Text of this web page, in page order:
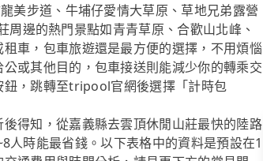
美步道、牛埔仔愛情大草原、草地兄弟露營
邊的熱門景點如青青草原、合歡山北峰、
車，包車旅遊還是最方便的選擇，不用煩惱
或其他目的，包車接送則能減少你的轉乘交
鈕，跳轉至tripool官網後選擇「計時包
得知，從嘉義縣去雲頂休閒山莊最快的陸路
時能最省錢。以下表格中的資料是預設在1